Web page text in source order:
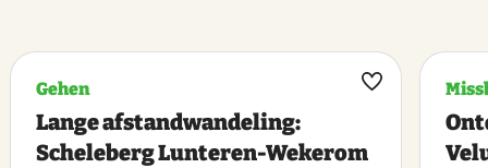
Gehen
Lange afstandwandeling:
Scheleberg Lunteren-Wekerom
Maak